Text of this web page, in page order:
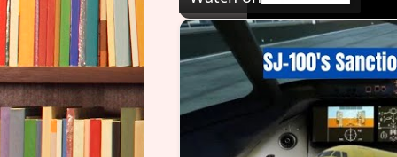
Родители могут
заболевания:
еще десятки
можно передать